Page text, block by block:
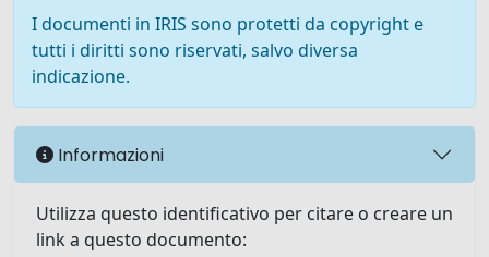
I documenti in IRIS sono protetti da copyright e
tutti i diritti sono riservati, salvo diversa
indicazione.
Informazioni
Utilizza questo identificativo per citare o creare un
link a questo documento: